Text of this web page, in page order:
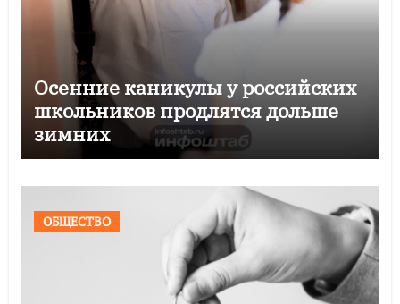
Осенние каникулы у российских
школьников продлятся дольше
зимних
ОБЩЕСТВО